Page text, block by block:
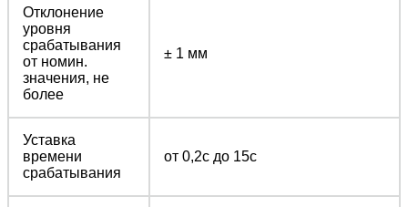
Отклонение
уровня
срабатывания
от номин.
значения, не
более
± 1 мм
Уставка
времени
срабатывания
от 0,2с до 15с